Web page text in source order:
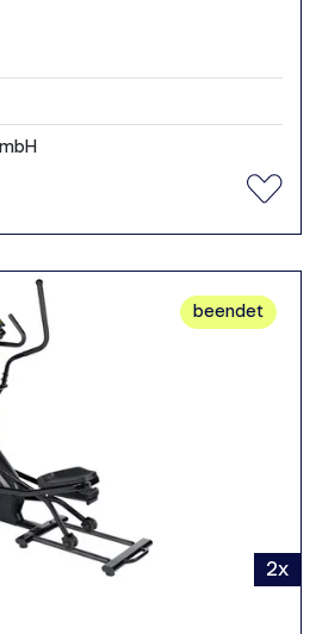
2x
beendet